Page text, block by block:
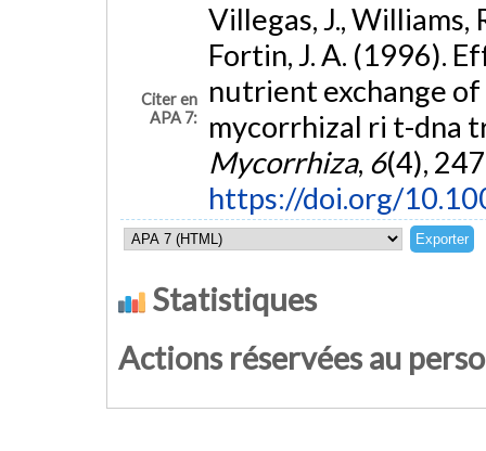
Citer en
APA 7:
Villegas, J., Williams,
Fortin, J. A. (1996).
nutrient exchange
mycorrhizal ri t-dna
Mycorrhiza, 6(4),
https://doi.org/
Statistiques
Actions réservées au